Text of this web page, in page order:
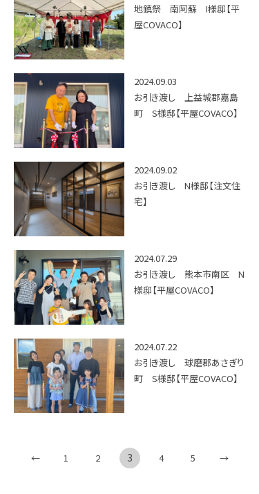
地鎮祭 南阿蘇 I様邸【平
屋COVACO】
2024.09.03
お引き渡し 上益城郡嘉島
町 S様邸【平屋COVACO】
2024.09.02
お引き渡し N様邸【注文住
宅】
2024.07.29
お引き渡し 熊本市南区 N
様邸【平屋COVACO】
2024.07.22
お引き渡し 球磨郡あさぎり
町 S様邸【平屋COVACO】
← 1 2 3 4 5 →